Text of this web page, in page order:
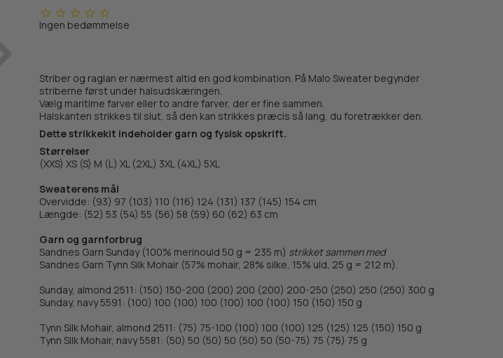
Ingen bedømmelse
Striber og raglan er nærmest altid en god kombination. På Malo Sweater begynder
striberne først under halsudskæringen.
Vælg maritime farver eller to andre farver, der er fine sammen.
Halskanten strikkes til slut, så den kan strikkes præcis så lang, du foretrækker den.
Dette strikkekit indeholder garn og fysisk opskrift.
Størrelser
(XXS) XS (S) M (L) XL (2XL) 3XL (4XL) 5XL
Sweaterens mål
Overvidde: (93) 97 (103) 110 (116) 124 (131) 137 (145) 154 cm
Længde: (52) 53 (54) 55 (56) 58 (59) 60 (62) 63 cm
Garn og garnforbrug
Sandnes Garn Sunday (100% merinould 50 g = 235 m) strikket sammen med
Sandnes Garn Tynn Silk Mohair (57% mohair, 28% silke, 15% uld, 25 g = 212 m).
Sunday, almond 2511: (150) 150-200 (200) 200 (200) 200-250 (250) 250 (250) 300 g
Sunday, navy 5591: (100) 100 (100) 100 (100) 100 (100) 150 (150) 150 g
Tynn Silk Mohair, almond 2511: (75) 75-100 (100) 100 (100) 125 (125) 125 (150) 150 g
Tynn Silk Mohair, navy 5581: (50) 50 (50) 50 (50) 50 (50-75) 75 (75) 75 g